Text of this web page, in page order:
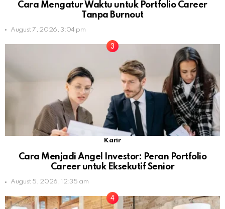
Cara Mengatur Waktu untuk Portfolio Career
Tanpa Burnout
August 7, 2026, 3:04 pm
Karir
Cara Menjadi Angel Investor: Peran Portfolio
Career untuk Eksekutif Senior
August 5, 2026, 12:35 am